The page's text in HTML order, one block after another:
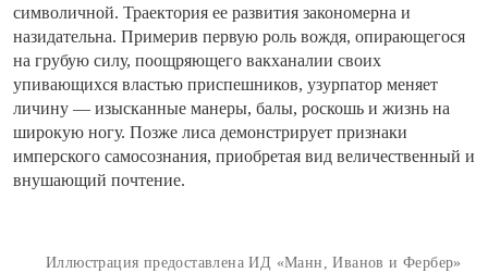
символичной. Траектория ее развития закономерна и
назидательна. Примерив первую роль вождя, опирающегося
на грубую силу, поощряющего вакханалии своих
упивающихся властью приспешников, узурпатор меняет
личину — изысканные манеры, балы, роскошь и жизнь на
широкую ногу. Позже лиса демонстрирует признаки
имперского самосознания, приобретая вид величественный и
внушающий почтение.
Иллюстрация предоставлена ИД «Манн, Иванов и Фербер»